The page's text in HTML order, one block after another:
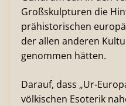
Großskulpturen die
prähistorischen
der allen anderen
genommen hätten.
Darauf, dass „Ur-
völkischen Esoterik